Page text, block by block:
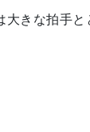
きな拍手と